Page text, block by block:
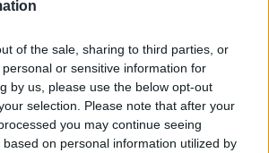
of the sale, sharing to third parties, or
or sensitive information for
by us, please use the below opt-out
selection. Please note that after your
you may continue seeing
on personal information utilized by
na ta dolegliwość?.
- forum dla rodziny i
pacjentki